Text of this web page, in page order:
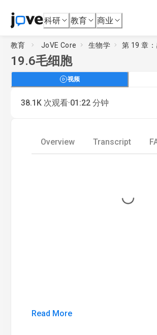
科研 教育 商业
教育 JoVE Core 生物学 第 19 章
19.6毛细胞
视频
38.1K 次观看·01:22 分钟
Overview Transcript
Loading...
Read More